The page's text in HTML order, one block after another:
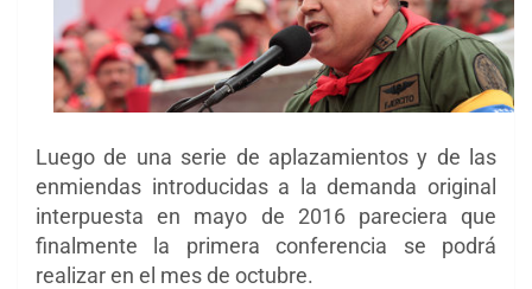
Luego de una serie de aplazamientos y de las
enmiendas introducidas a la demanda original
interpuesta en mayo de 2016 pareciera que
finalmente la primera conferencia se podrá
realizar en el mes de octubre.